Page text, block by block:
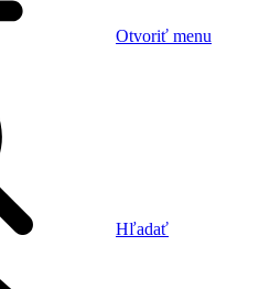
Otvoriť menu
Hľadať